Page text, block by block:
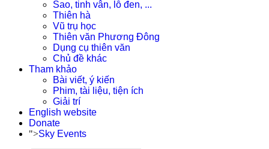
Sao, tinh vân, lỗ đen, ...
Thiên hà
Vũ trụ học
Thiên văn Phương Đông
Dụng cụ thiên văn
Chủ đề khác
Tham khảo
Bài viết, ý kiến
Phim, tài liệu, tiện ích
Giải trí
English website
Donate
">Sky Events